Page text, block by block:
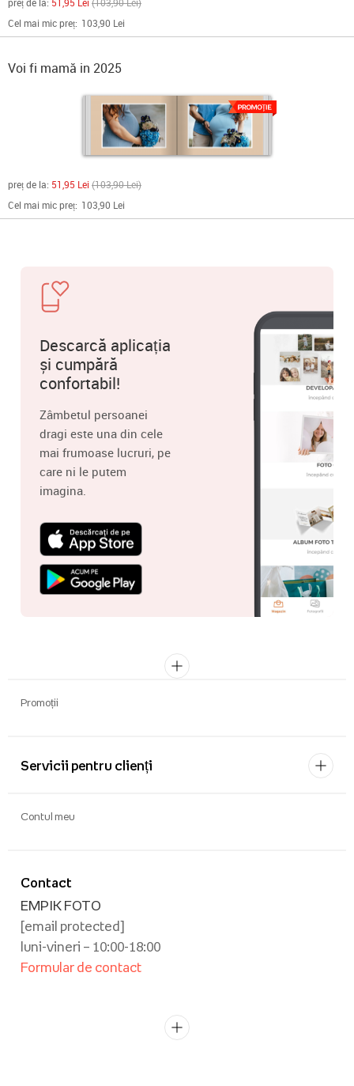
Cel mai mic preț: 103,90 Lei
Voi fi mamă in 2025
preț de la: 51,95 Lei 103,90 Lei
Cel mai mic preț: 103,90 Lei
Descarcă aplicația
și cumpără
confortabil!
Zâmbetul persoanei
dragi este una din cele
mai frumoase lucruri, pe
care ni le putem
imagina.
Promoții
Servicii pentru clienți
Contact
EMPIK FOTO
[email protected]
luni-vineri – 10:00-18:00
Formular de contact
Contul meu